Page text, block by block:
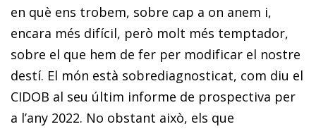
en què ens trobem, sobre cap a on anem i,
encara més difícil, però molt més temptador,
sobre el que hem de fer per modificar el nostre
destí. El món està sobrediagnosticat, com diu el
CIDOB al seu últim informe de prospectiva per
a l’any 2022. No obstant això, els que